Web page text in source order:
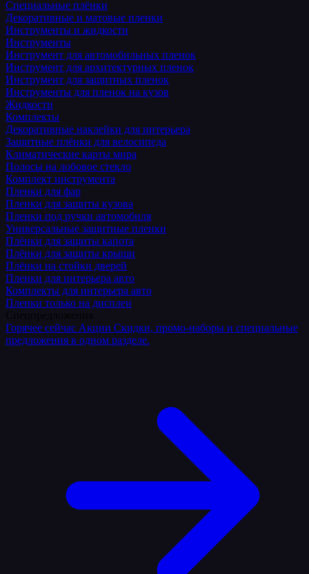
Специальные плёнки
Декоративные и матовые пленки
Инструменты и жидкости
Инструменты
Инструмент для автомобильных пленок
Инструмент для архитектурных пленок
Инструмент для защитных пленок
Инструменты для пленок на кузов
Жидкости
Комплекты
Декоративные наклейки для интерьера
Защитные плёнки для велосипеда
Климатические карты мира
Полосы на лобовое стекло
Комплект инструмента
Пленки для фар
Пленки для защиты кузова
Пленки под ручки автомобиля
Универсальные защитные пленки
Плёнки для защиты капота
Плёнки для защиты крыши
Плёнки на стойки дверей
Пленки для интерьера авто
Комплекты для интерьера авто
Пленки только на дисплеи
Горячее сейчас Акции Скидки, промо-наборы и специальные
предложения в одном разделе.